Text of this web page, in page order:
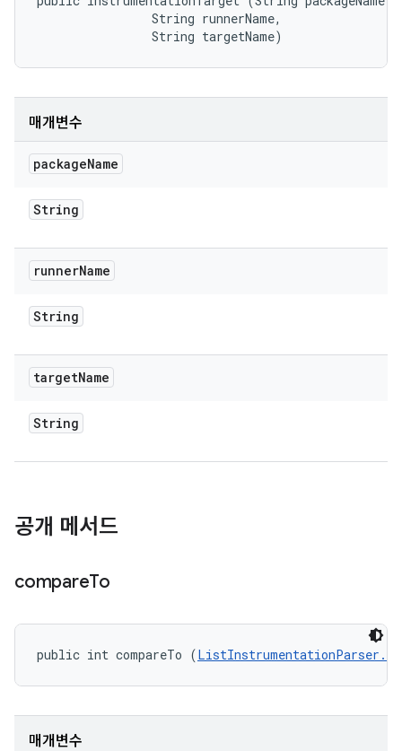
                String runnerName,
                String targetName)
매개변수
packageName
String
runnerName
String
targetName
String
공개 메서드
compareTo
public int compareTo (
매개변수